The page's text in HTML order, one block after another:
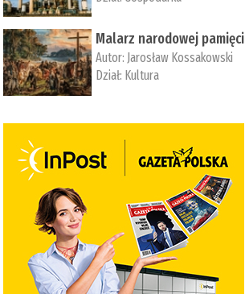
Malarz narodowej pamięci
Autor: Jarosław Kossakowski
Dział: Kultura